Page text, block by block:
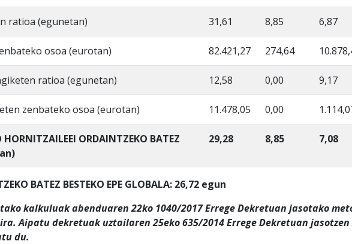
ratioa (egunetan) 31,61 8,85 6,87
osoa (eurotan) 82.421,27 274,64
ratioa (egunetan) 12,58 0,00 9,17
zenbateko osoa (eurotan) 11.478,05 0,00
ORDAINTZEKO BATEZ
29,28 8,85 7,08
BATEZ BESTEKO EPE GLOBALA: 26,72 egun
kalkuluak abenduaren 22ko 1040/2017 Errege Dekretuan jasotako
Aipatu dekretuak uztailaren 25eko 635/2014 Errege Dekretuan jasotzen
du.